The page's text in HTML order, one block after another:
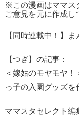
※この漫画はママス
ご意見を元に作成し
【同時連載中！】
【つぎ】の記事：
＜嫁姑のモヤモヤ
っ子の入園グッズを
ママスタセレクト編